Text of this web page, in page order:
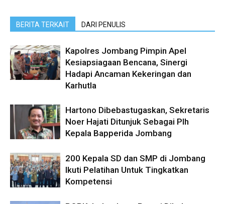
BERITA TERKAIT DARI PENULIS
Kapolres Jombang Pimpin Apel
Kesiapsiagaan Bencana, Sinergi
Hadapi Ancaman Kekeringan dan
Karhutla
Hartono Dibebastugaskan, Sekretaris
Noer Hajati Ditunjuk Sebagai Plh
Kepala Bapperida Jombang
200 Kepala SD dan SMP di Jombang
Ikuti Pelatihan Untuk Tingkatkan
Kompetensi